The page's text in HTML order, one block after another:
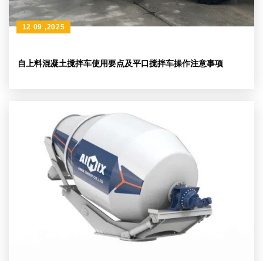
自上料混凝土搅拌车使用要点及平口搅拌车操作注意事项
12 09 ,2025